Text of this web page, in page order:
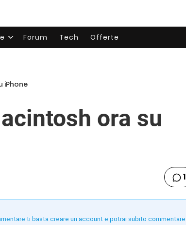
Forum Tech Offerte
iPhone
ora su
1
ti basta creare un account e potrai subito commentare.